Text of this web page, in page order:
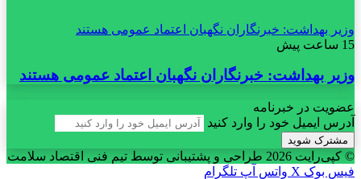
وزیر بهداشت: خبرنگاران نگهبان اعتماد عمومی هستند
15 ساعت پیش
وزیر بهداشت: خبرنگاران نگهبان اعتماد عمومی هستند
عضویت در خبرنامه
آدرس ایمیل خود را وارد کنید
© کپی‌رایت 2026
طراحی و پشتیبانی توسط تیم فنی اقتصاد سلامت
فیس بوک X واتس آپ تلگرام